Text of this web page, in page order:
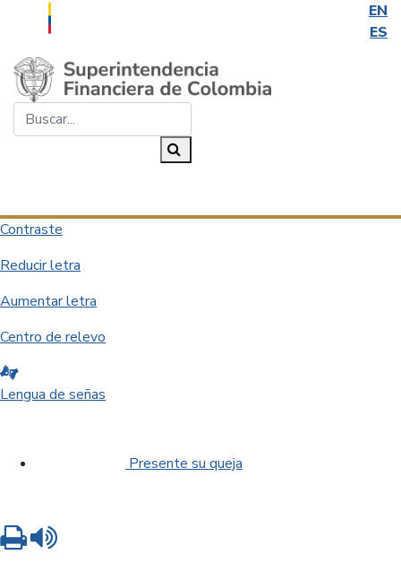
EN
ES
Saltar al contenido principal
Contraste
Reducir letra
Aumentar letra
Centro de relevo
Lengua de señas
Presente su queja
Imprimir